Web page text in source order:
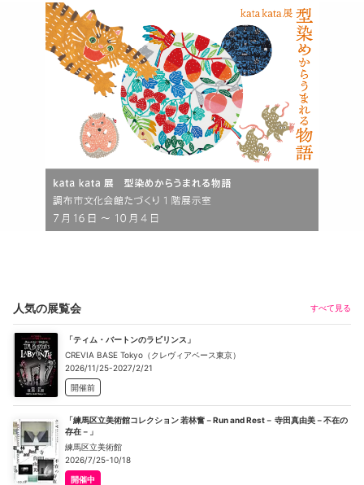
人気の展覧会 すべて見る
「ティム・バートンのラビリンス」
CREVIA BASE Tokyo（クレヴィアベース東京）
2026/11/25-2027/2/21
開催前
「練馬区立美術館コレクション 若林奮－Run and Rest－ 寺田真由美－不在の
存在－」
練馬区立美術館
2026/7/25-10/18
開催中